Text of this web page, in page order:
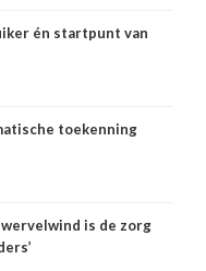
én startpunt van
toekenning
is de zorg